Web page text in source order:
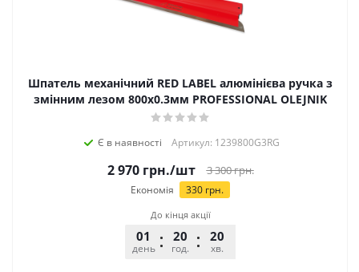
Шпатель механічний RED LABEL алюмінієва ручка з
змінним лезом 800х0.3мм PROFESSIONAL OLEJNIK
Є в наявності Артикул: 1239800G3RG
2 970грн./шт 3 300грн.
Економія 330 грн.
До кінця акції
01
день
20
год.
20
хв.